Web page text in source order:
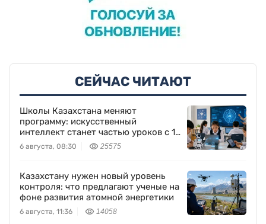
СЕЙЧАС ЧИТАЮТ
Школы Казахстана меняют
программу: искусственный
интеллект станет частью уроков с 1
класса
6 августа, 08:30 25575
Казахстану нужен новый уровень
контроля: что предлагают ученые на
фоне развития атомной энергетики
6 августа, 11:36 14058